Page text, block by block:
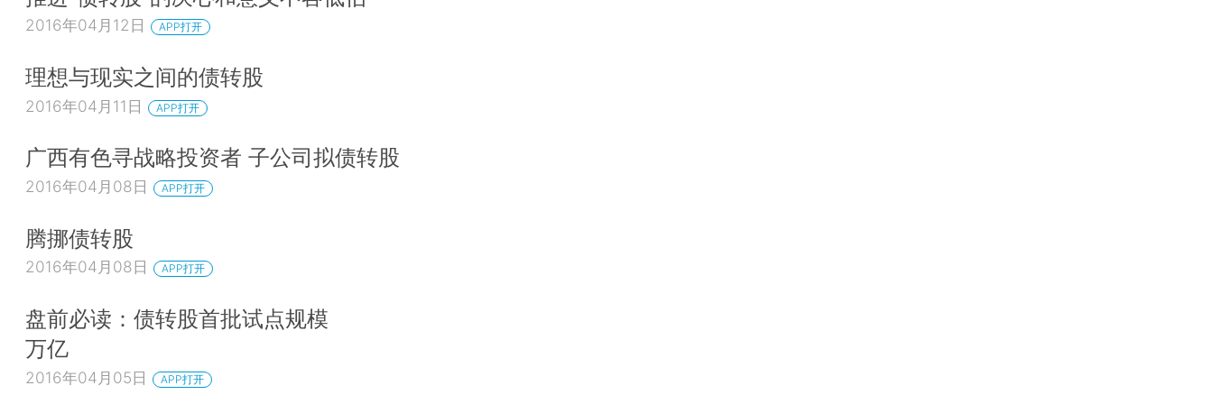
2016年04月12日 APP打开
理想与现实之间的债转股
2016年04月11日 APP打开
广西有色寻战略投资者 子公司拟债转股
2016年04月08日 APP打开
腾挪债转股
2016年04月08日 APP打开
盘前必读：债转股首批试点规模
万亿
2016年04月05日 APP打开